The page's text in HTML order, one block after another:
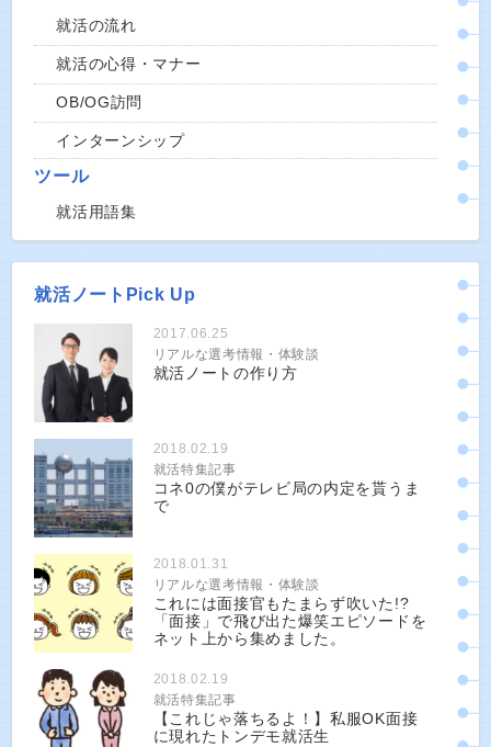
就活の流れ
就活の心得・マナー
OB/OG訪問
インターンシップ
ツール
就活用語集
就活ノートPick Up
2017.06.25
リアルな選考情報・体験談
就活ノートの作り方
2018.02.19
就活特集記事
コネ0の僕がテレビ局の内定を貰うま
で
2018.01.31
リアルな選考情報・体験談
これには面接官もたまらず吹いた!?
「面接」で飛び出た爆笑エピソードを
ネット上から集めました。
2018.02.19
就活特集記事
【これじゃ落ちるよ！】私服OK面接
に現れたトンデモ就活生